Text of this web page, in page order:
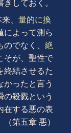
しておく。
、 量的に換
によって測ら
でなく、 絶
そが、聖性で
終結させるた
かったと言う
の殺戮という
在する悪の表
第五章 悪）